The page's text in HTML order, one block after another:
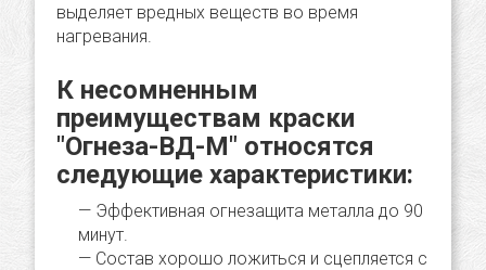
выделяет вредных веществ во время
нагревания.
К несомненным
преимуществам краски
"Огнеза-ВД-М" относятся
следующие характеристики:
Эффективная огнезащита металла до 90
минут.
Состав хорошо ложиться и сцепляется с